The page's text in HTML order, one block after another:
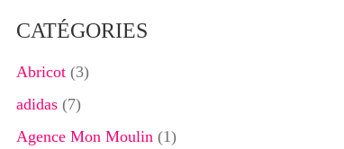
CATÉGORIES
Abricot(3)
adidas(7)
Agence Mon Moulin(1)